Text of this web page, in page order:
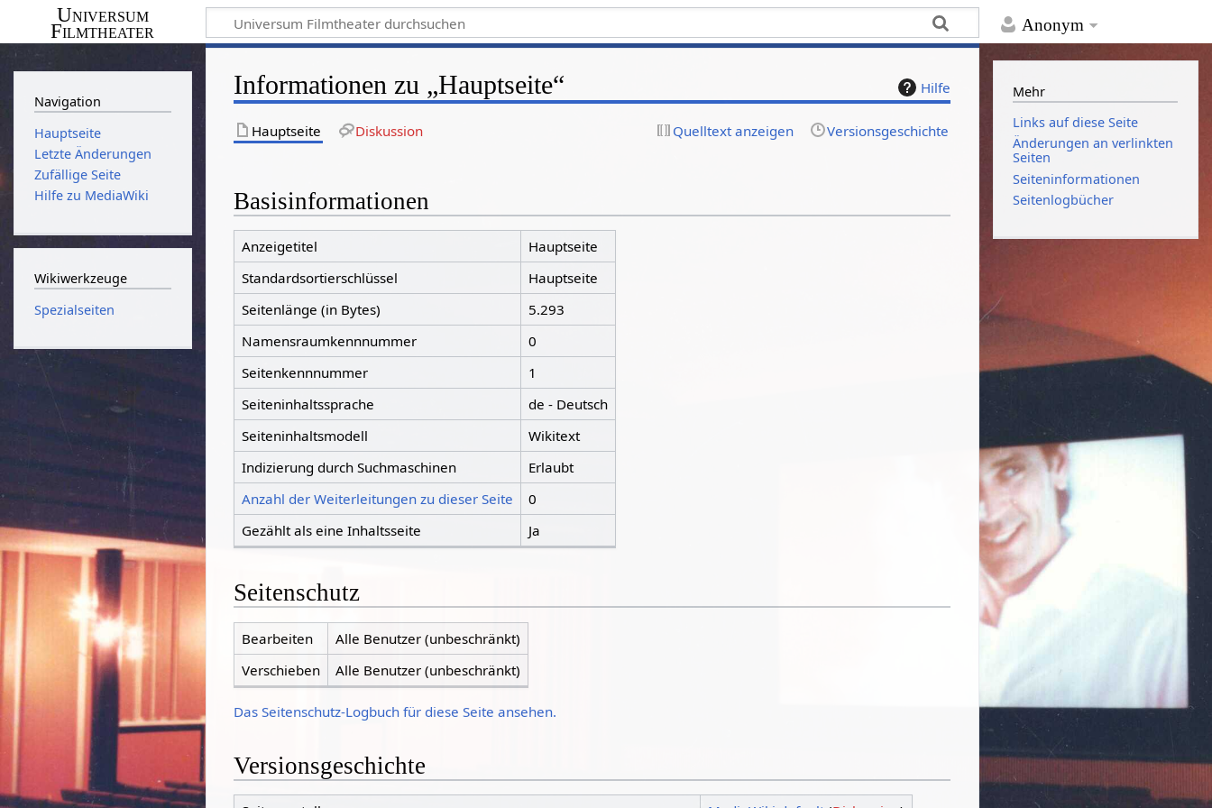
Anonym
Universum
Filmtheater
Hilfe
Informationen zu „Hauptseite“
Hauptseite Diskussion Quelltext anzeigen Versionsgeschichte
Basisinformationen
Anzeigetitel
Hauptseite
Standardsortierschlüssel
Hauptseite
Seitenlänge (in Bytes)
5.293
Namensraumkennnummer
0
Seitenkennnummer
1
Seiteninhaltssprache
de - Deutsch
Seiteninhaltsmodell
Wikitext
Indizierung durch Suchmaschinen
Erlaubt
Anzahl der Weiterleitungen zu dieser Seite
0
Gezählt als eine Inhaltsseite
Ja
Seitenschutz
Bearbeiten
Alle Benutzer (unbeschränkt)
Verschieben
Alle Benutzer (unbeschränkt)
Das Seitenschutz-Logbuch für diese Seite ansehen.
Versionsgeschichte
Navigation
Hauptseite
Letzte Änderungen
Zufällige Seite
Hilfe zu MediaWiki
Wikiwerkzeuge
Spezialseiten
Mehr
Links auf diese Seite
Änderungen an verlinkten
Seiten
Seiten­­informationen
Seitenlogbücher